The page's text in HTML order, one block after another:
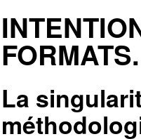
FORMATS.
La